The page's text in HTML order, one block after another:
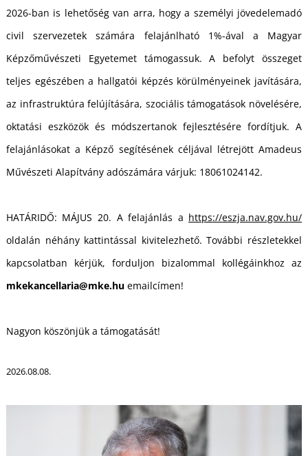
2026-ban is lehetőség van arra, hogy a személyi jövedelemadó
civil szervezetek számára felajánlható 1%-ával a Magyar
Képzőművészeti Egyetemet támogassuk. A befolyt összeget
teljes egészében a hallgatói képzés körülményeinek javítására,
az infrastruktúra felújítására, szociális támogatások növelésére,
oktatási eszközök és módszertanok fejlesztésére fordítjuk. A
felajánlásokat a Képző segítésének céljával létrejött Amadeus
Művészeti Alapítvány adószámára várjuk: 18061024142.
HATÁRIDŐ: MÁJUS 20. A felajánlás a https://eszja.nav.gov.hu/
oldalán néhány kattintással kivitelezhető. További részletekkel
kapcsolatban kérjük, forduljon bizalommal kollégáinkhoz az
mkekancellaria@mke.huemailcímen!
Nagyon köszönjük a támogatását!
2026.08.08.